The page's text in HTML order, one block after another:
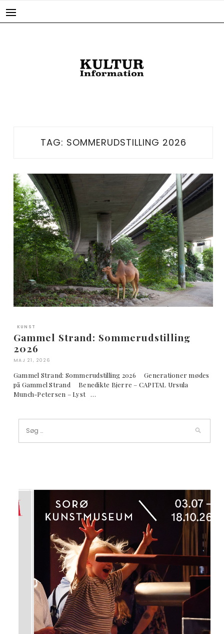
TAG: SOMMERUDSTILLING 2026
KUNST
Gammel Strand: Sommerudstilling
2026
MAJ 21, 2026
Gammel Strand: Sommerudstilling 2026 Generationer mødes
på Gammel Strand Benedikte Bjerre – CAPITAL Ursula
Munch-Petersen – Lyst …